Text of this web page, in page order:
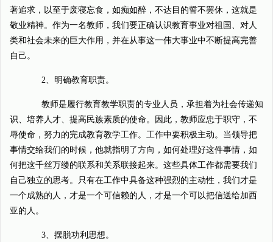
著追求，以至于废寝忘食，如痴如醉，不达目的誓不罢休，这就是
敬业精神。作为一名教师，我们要正确认识教育事业对祖国、对人
类和社会未来的巨大作用，并在从事这一伟大事业中不断提高完善
自己。
2、明确教育职责。
教师是履行教育教学职责的专业人员，承担着为社会传递知
识、培养人才、提高民族素质的使命。因此，教师应忠于职守，不
辱使命，努力的完成教育教学工作。工作中要积极主动。当领导把
事情交给我们的时候，他就指明了方向，如何处理好这件事情，如
何把这千丝万缕的联系和关系联接起来。这些具体工作都需要我们
自己独立的思考。只有在工作中具备这种强烈的主动性，我们才是
一个成熟的人，才是一个可信赖的人，才是一个可以把信送给加西
亚的人。
3、摆脱功利思想。